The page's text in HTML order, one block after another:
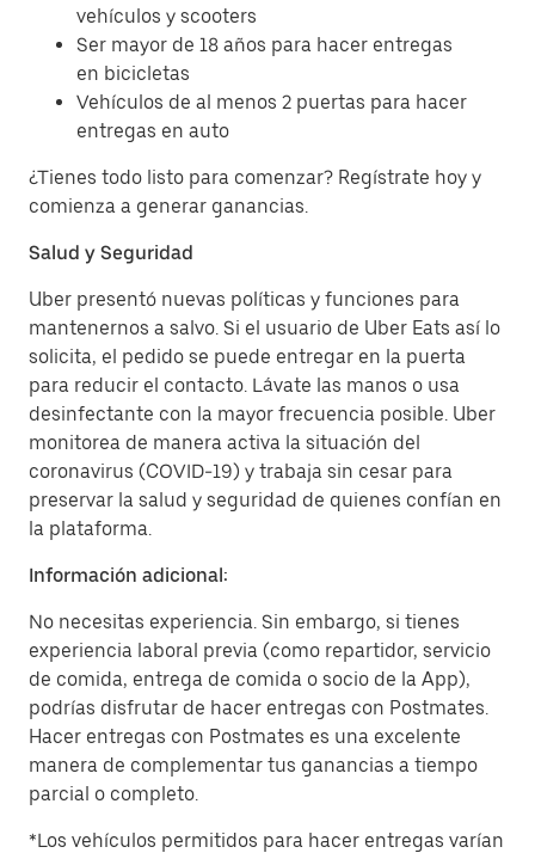
vehículos y scooters
Ser mayor de 18 años para hacer entregas
en bicicletas
Vehículos de al menos 2 puertas para hacer
entregas en auto
¿Tienes todo listo para comenzar? Regístrate hoy y
comienza a generar ganancias.
Salud y Seguridad
Uber presentó nuevas políticas y funciones para
mantenernos a salvo. Si el usuario de Uber Eats así lo
solicita, el pedido se puede entregar en la puerta
para reducir el contacto. Lávate las manos o usa
desinfectante con la mayor frecuencia posible. Uber
monitorea de manera activa la situación del
coronavirus (COVID-19) y trabaja sin cesar para
preservar la salud y seguridad de quienes confían en
la plataforma.
Información adicional:
No necesitas experiencia. Sin embargo, si tienes
experiencia laboral previa (como repartidor, servicio
de comida, entrega de comida o socio de la App),
podrías disfrutar de hacer entregas con Postmates.
Hacer entregas con Postmates es una excelente
manera de complementar tus ganancias a tiempo
parcial o completo.
*Los vehículos permitidos para hacer entregas varían